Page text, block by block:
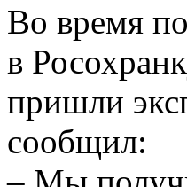
Во время
в
пришли
сообщил: